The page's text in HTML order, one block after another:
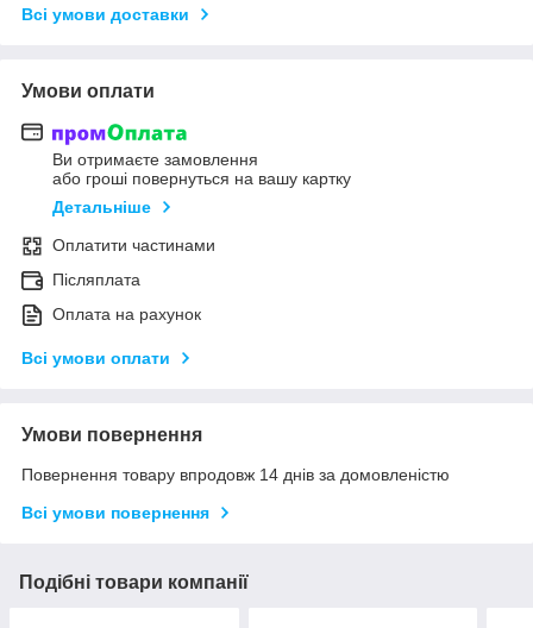
Всі умови доставки
Умови оплати
Ви отримаєте замовлення
або гроші повернуться на вашу картку
Детальніше
Оплатити частинами
Післяплата
Оплата на рахунок
Всі умови оплати
Умови повернення
Повернення товару впродовж 14 днів за домовленістю
Всі умови повернення
Подібні товари компанії